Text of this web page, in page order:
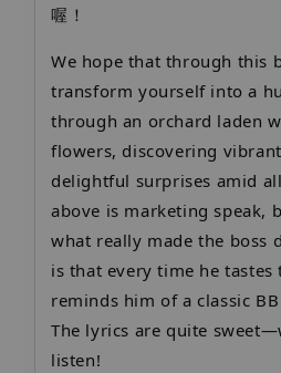
喔！
We hope that through this
transform yourself into a
through an orchard laden
flowers, discovering
delightful surprises amid
above is marketing speak,
what really made the boss
is that every time he
reminds him of a classic
The lyrics are quite
listen!